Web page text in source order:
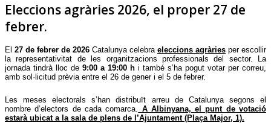
Eleccions agràries 2026, el proper 27 de
febrer.
El 27 de febrer de 2026 Catalunya celebra eleccions agràries per escollir
la representativitat de les organitzacions professionals del sector. La
jornada tindrà lloc de 9:00 a 19:00 h i també s’ha pogut votar per correu,
amb sol·licitud prèvia entre el 26 de gener i el 5 de febrer.
Les meses electorals s’han distribuït arreu de Catalunya segons el
nombre d’electors de cada comarca.
A Albinyana, el punt de votació
estarà ubicat a la sala de p lens de l’Ajuntament (Plaça Major, 1).